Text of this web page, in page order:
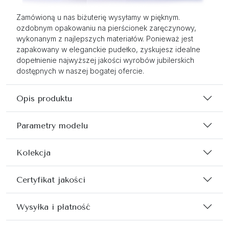
Zamówioną u nas biżuterię wysyłamy w pięknym.
ozdobnym opakowaniu na pierścionek zaręczynowy,
wykonanym z najlepszych materiałów. Ponieważ jest
zapakowany w eleganckie pudełko, zyskujesz idealne
dopełnienie najwyższej jakości wyrobów jubilerskich
dostępnych w naszej bogatej ofercie.
Opis produktu
Parametry modelu
Kolekcja
Certyfikat jakości
Wysyłka i płatność